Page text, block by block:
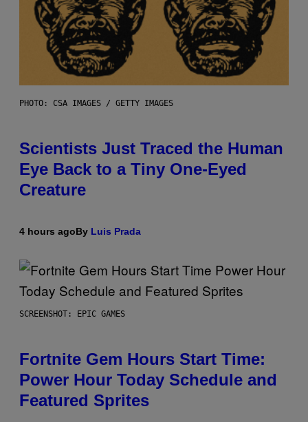
PHOTO: CSA IMAGES / GETTY IMAGES
Scientists Just Traced the Human
Eye Back to a Tiny One-Eyed
Creature
4 hours agoBy Luis Prada
SCREENSHOT: EPIC GAMES
Fortnite Gem Hours Start Time:
Power Hour Today Schedule and
Featured Sprites